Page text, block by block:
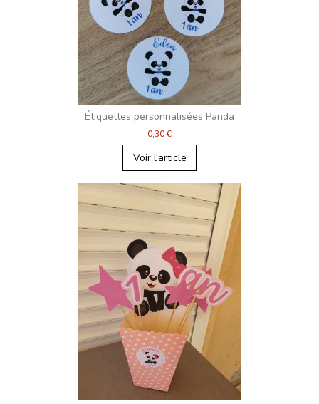
Étiquettes personnalisées Panda
0,30 €
Voir l'article